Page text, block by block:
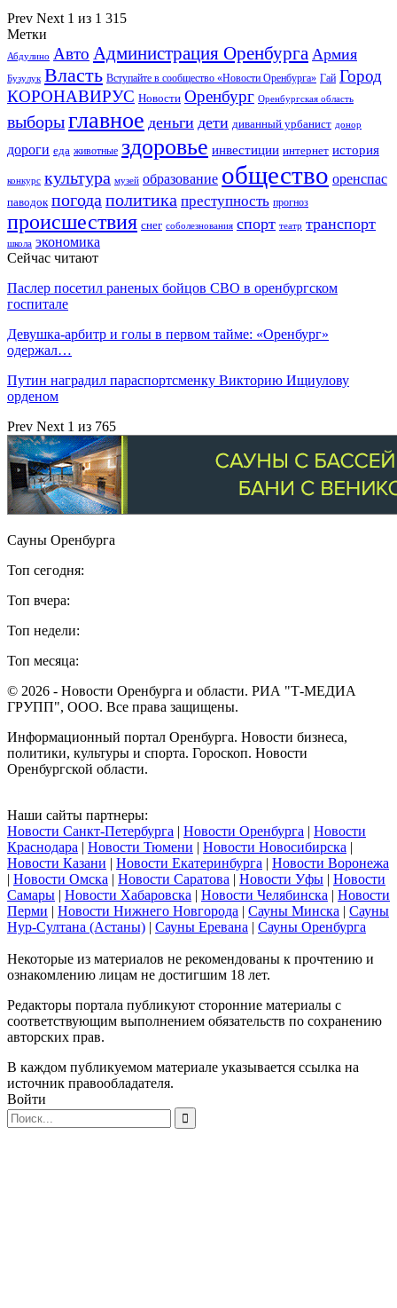
Prev Next 1 из 1 315
Метки
Абдулино Авто Администрация Оренбурга Армия
Бузулук Власть Вступайте в сообщество «Новости Оренбурга» Гай Город
КОРОНАВИРУС Новости Оренбург Оренбургская область
выборыглавное деньги дети диванный урбанист донор
дороги еда животные здоровье инвестиции интернет история
конкурс культура музей образование общество оренспас
паводок погода политика преступность прогноз
происшествия снег соболезнования спорт театр транспорт
школа экономика
Сейчас читают
Паслер посетил раненых бойцов СВО в оренбургском
госпитале
Девушка-арбитр и голы в первом тайме: «Оренбург»
одержал…
Путин наградил параспортсменку Викторию Ищиулову
орденом
Prev Next 1 из 765
Сауны Оренбурга
Топ сегодня:
Топ вчера:
Топ недели:
Топ месяца:
© 2026 - Новости Оренбурга и области. РИА "Т-МЕДИА
ГРУПП", ООО. Все права защищены.
Информационный портал Оренбурга. Новости бизнеса,
политики, культуры и спорта. Гороскоп. Новости
Оренбургской области.
Наши сайты партнеры:
Новости Санкт-Петербурга | Новости Оренбурга | Новости
Краснодара | Новости Тюмени | Новости Новосибирска |
Новости Казани | Новости Екатеринбурга | Новости Воронежа
| Новости Омска | Новости Саратова | Новости Уфы | Новости
Самары | Новости Хабаровска | Новости Челябинска | Новости
Перми | Новости Нижнего Новгорода | Сауны Минска | Сауны
Нур-Султана (Астаны) | Сауны Еревана | Сауны Оренбурга
Некоторые из материалов не рекомендованы к прочтению и
ознакомлению лицам не достигшим 18 лет.
Редакторы портала публикуют сторонние материалы с
соответствующим выполнением обязательств по сохранению
авторских прав.
В каждом публикуемом материале указывается ссылка на
источник правообладателя.
Войти